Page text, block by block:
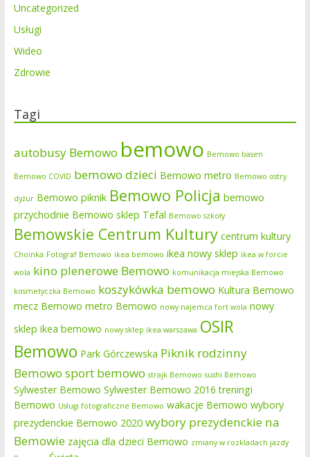
Uncategorized
Usługi
Wideo
Zdrowie
Tagi
autobusy Bemowo bemowo Bemowo basen
Bemowo COVID bemowo dzieci Bemowo metro Bemowo ostry
dyżur Bemowo piknik Bemowo Policja bemowo
przychodnie Bemowo sklep Tefal Bemowo szkoły
Bemowskie Centrum Kultury centrum kultury
Choinka Fotograf Bemowo ikea bemowo ikea nowy sklep ikea w forcie
wola kino plenerowe Bemowo komunikacja miejska Bemowo
kosmetyczka Bemowo koszykówka bemowo Kultura Bemowo
mecz Bemowo metro Bemowo nowy najemca fort wola nowy
sklep ikea bemowo nowy sklep ikea warszawa OSIR
Bemowo Park Górczewska Piknik rodzinny
Bemowosport bemowo strajk Bemowo sushi Bemowo
Sylwester Bemowo Sylwester Bemowo 2016 treningi
Bemowo Usługi fotograficzne Bemowo wakacje Bemowo wybory
prezydenckie Bemowo 2020 wybory prezydenckie na
Bemowie zajęcia dla dzieci Bemowo zmiany w rozkladach jazdy